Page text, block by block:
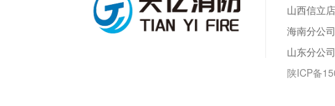
山西信立
海南分
山东分
陕ICP备